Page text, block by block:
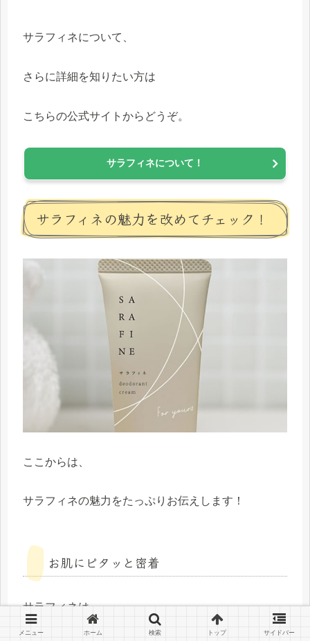
サラフィネについて、
さらに詳細を知りたい方は
こちらの公式サイトからどうぞ。
サラフィネについて！
サラフィネの魅力を改めてチェック！
ここからは、
サラフィネの魅力をたっぷりお伝えします！
お肌にピタッと密着
サラフィネは
メニュー ホーム 検索 トップ サイドバー